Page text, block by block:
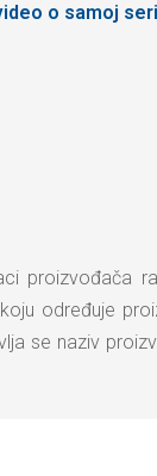
o samoj
proizvođača
određuje
se naziv